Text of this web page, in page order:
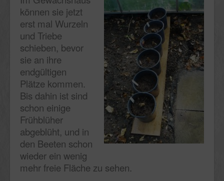
können sie jetzt
erst mal Wurzeln
und Triebe
schieben, bevor
sie an ihre
endgültigen
Plätze kommen.
Bis dahin ist sind
schon einige
Frühblüher
abgeblüht, und in
den Beeten schon
wieder ein wenig
mehr freie Fläche zu sehen.